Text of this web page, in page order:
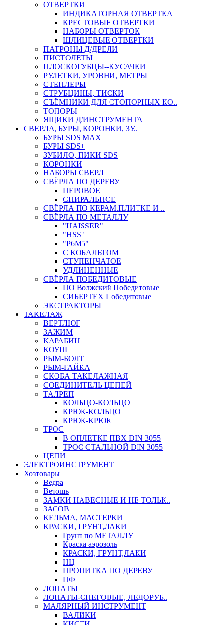
ОТВЕРТКИ
ИНДИКАТОРНАЯ ОТВЕРТКА
КРЕСТОВЫЕ ОТВЕРТКИ
НАБОРЫ ОТВЕРТОК
ШЛИЦЕВЫЕ ОТВЕРТКИ
ПАТРОНЫ Д/ДРЕЛИ
ПИСТОЛЕТЫ
ПЛОСКОГУБЦЫ--КУСАЧКИ
РУЛЕТКИ, УРОВНИ, МЕТРЫ
СТЕПЛЕРЫ
СТРУБЦИНЫ, ТИСКИ
СЪЁМНИКИ ДЛЯ СТОПОРНЫХ КО..
ТОПОРЫ
ЯЩИКИ Д/ИНСТРУМЕНТА
СВЕРЛА, БУРЫ, КОРОНКИ, ЗУ..
БУРЫ SDS MAX
БУРЫ SDS+
ЗУБИЛО, ПИКИ SDS
КОРОНКИ
НАБОРЫ СВЕРЛ
СВЁРЛА ПО ДЕРЕВУ
ПЕРОВОЕ
СПИРАЛЬНОЕ
СВЁРЛА ПО КЕРАМ.ПЛИТКЕ И ..
СВЁРЛА ПО МЕТАЛЛУ
"HAISSER"
"HSS"
"Р6М5"
С КОБАЛЬТОМ
СТУПЕНЧАТОЕ
УДЛИНЕННЫЕ
СВЁРЛА ПОБЕДИТОВЫЕ
ПО Волжский Победитовые
СИБЕРТЕХ Победитовые
ЭКСТРАКТОРЫ
ТАКЕЛАЖ
ВЕРТЛЮГ
ЗАЖИМ
КАРАБИН
КОУШ
РЫМ-БОЛТ
РЫМ-ГАЙКА
СКОБА ТАКЕЛАЖНАЯ
СОЕДИНИТЕЛЬ ЦЕПЕЙ
ТАЛРЕП
КОЛЬЦО-КОЛЬЦО
КРЮК-КОЛЬЦО
КРЮК-КРЮК
ТРОС
В ОПЛЕТКЕ ПВХ DIN 3055
ТРОС СТАЛЬНОЙ DIN 3055
ЦЕПИ
ЭЛЕКТРОИНСТРУМЕНТ
Хозтовары
Ведра
Ветошь
ЗАМКИ НАВЕСНЫЕ И НЕ ТОЛЬК..
ЗАСОВ
КЕЛЬМА, МАСТЕРКИ
КРАСКИ, ГРУНТ,ЛАКИ
Грунт по МЕТАЛЛУ
Краска аэрозоль
КРАСКИ, ГРУНТ,ЛАКИ
НЦ
ПРОПИТКА ПО ДЕРЕВУ
ПФ
ЛОПАТЫ
ЛОПАТЫ-СНЕГОВЫЕ, ЛЕДОРУБ..
МАЛЯРНЫЙ ИНСТРУМЕНТ
ВАЛИКИ